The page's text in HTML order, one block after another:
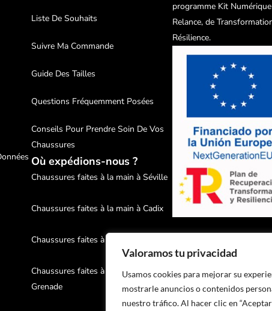
Valoramos tu privacidad
Usamos cookies para mejorar su
mostrarle anuncios o contenidos
nuestro tráfico. Al hacer clic en
Liste De Souhaits
Suivre Ma Commande
Guide Des Tailles
Questions Fréquemment Posées
Conseils Pour Prendre Soin De Vos
Chaussures
Où expédions-nous ?
Chaussures faites à la main à Séville
Chaussures faites à la main à Cadix
Chaussures faites à la main à Malaga
Chaussures faites à la main à
Grenade
programme Kit
Relance, de
Résilience.